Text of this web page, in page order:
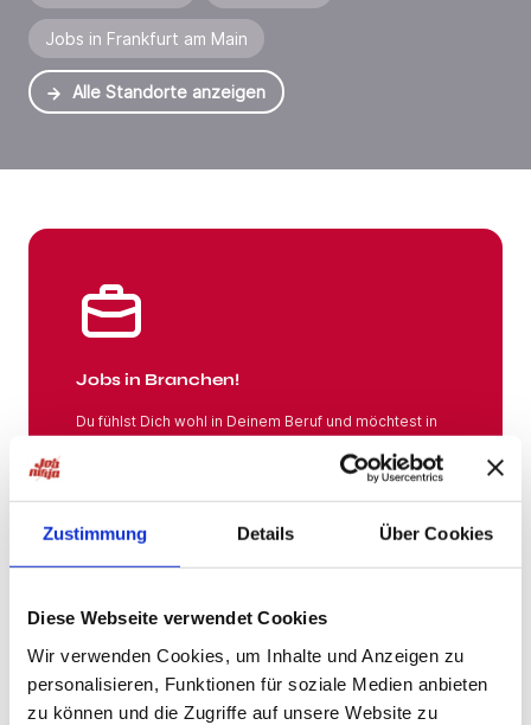
Zustimmung Details Über Cookies
Diese Webseite verwendet Cookies
Wir verwenden Cookies, um Inhalte und Anzeigen zu
personalisieren, Funktionen für soziale Medien anbieten
zu können und die Zugriffe auf unsere Website zu
Jobs in Frankfurt am Main
Alle Standorte anzeigen
Jobs in Branchen!
Du fühlst Dich wohl in Deinem Beruf und möchtest in
Mehr
Jobs in Branchen
Jobs in der Nähe!